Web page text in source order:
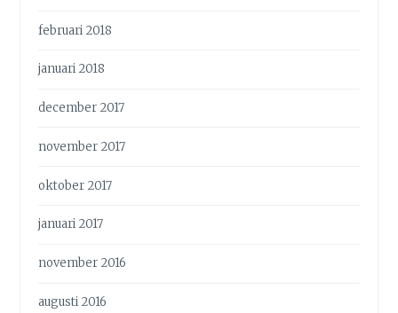
februari 2018
januari 2018
december 2017
november 2017
oktober 2017
januari 2017
november 2016
augusti 2016